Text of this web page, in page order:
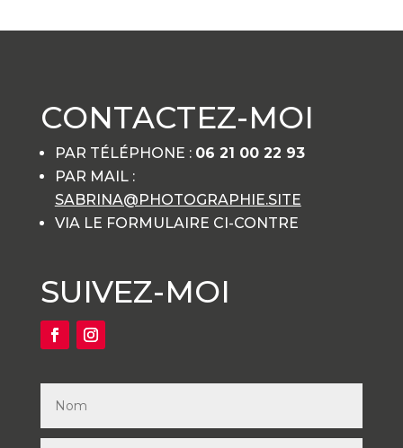
CONTACTEZ-MOI
PAR TÉLÉPHONE : 06 21 00 22 93
PAR MAIL :
SABRINA@PHOTOGRAPHIE.SITE
VIA LE FORMULAIRE CI-CONTRE
SUIVEZ-MOI